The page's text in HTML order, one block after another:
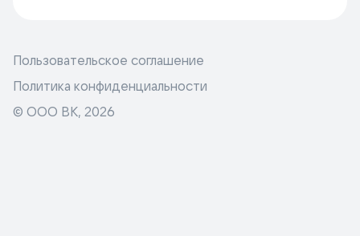
Пользовательское соглашение
Политика конфиденциальности
© ООО ВК, 2026